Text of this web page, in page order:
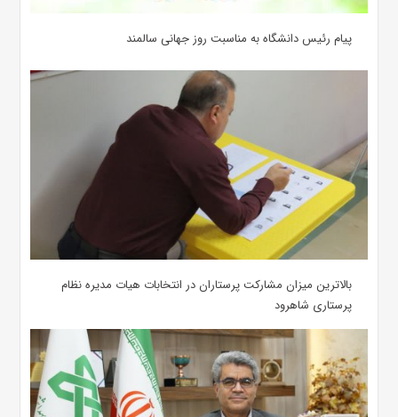
پیام رئیس دانشگاه به مناسبت روز جهانی سالمند
بالاترین میزان مشارکت پرستاران در انتخابات هیات مدیره نظام
پرستاری شاهرود